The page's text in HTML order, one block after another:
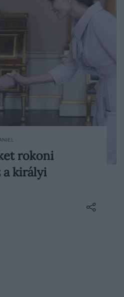
nem sokban
divattrendeket
rájuk. Azt
rokoni
a királyi